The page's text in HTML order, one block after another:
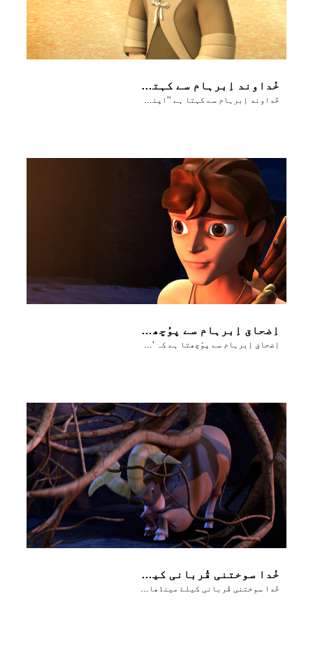
خُداوند اِبرہام سے کہتا ہے ’’اپنے بیٹے کو موریاہ لے جا‘‘۔
اِضحاق اِبرہام سے پوُچھتا ہے کہ ’سوختنی قُربانی کیلٸے بھَیڑ کہاں ہے؟‘
اِضحاق اِبرہام سے پوُچھتا ہے کہ ’سوختنی قُربانی کیلٸے بھَیڑ کہاں ہے؟‘
خُدا سوختنی قُربانی کیلۓ مینڈھا مُہیا کرتا ہے
خُدا سوختنی قُربانی کیلۓ مینڈھا مُہیا کرتا ہے